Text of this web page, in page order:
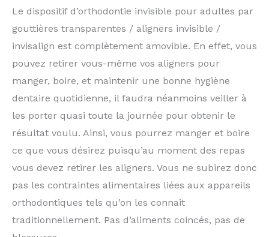
Le dispositif d’orthodontie invisible pour adultes par
gouttières transparentes / aligners invisible /
invisalign est complètement amovible. En effet, vous
pouvez retirer vous-même vos aligners pour
manger, boire, et maintenir une bonne hygiène
dentaire quotidienne, il faudra néanmoins veiller à
les porter quasi toute la journée pour obtenir le
résultat voulu. Ainsi, vous pourrez manger et boire
ce que vous désirez puisqu’au moment des repas
vous devez retirer les aligners. Vous ne subirez donc
pas les contraintes alimentaires liées aux appareils
orthodontiques tels qu’on les connait
traditionnellement. Pas d’aliments coincés, pas de